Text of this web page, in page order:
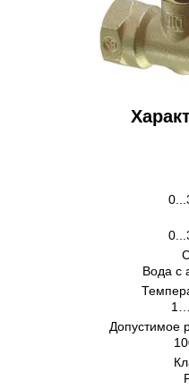
Вода с
Допустимое